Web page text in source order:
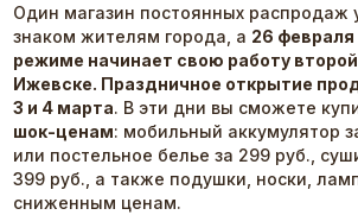
Один магазин постоянных распродаж
знаком жителям города, а 26 февраля
режиме начинает свою работу
Ижевске. Праздничное открытие
3 и 4 марта. В эти дни вы сможете
шок-ценам: мобильный аккумулятор
или постельное белье за 299 руб.,
399 руб., а также подушки, носки,
сниженным ценам.